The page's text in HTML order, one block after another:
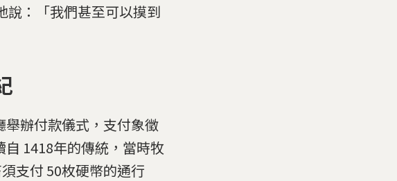
：「我們甚至可以摸到
辦付款儀式，支付象徵
1418年的傳統，當時牧
支付 50枚硬幣的通行